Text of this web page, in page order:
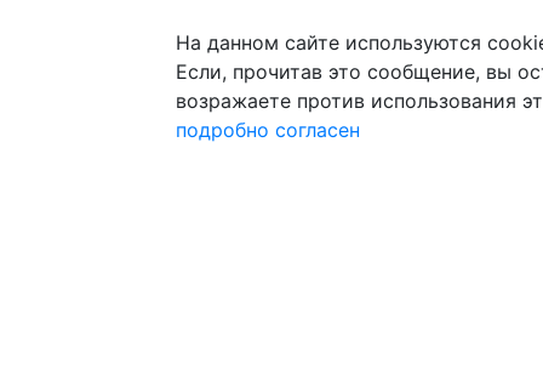
На данном сайте используются
Если, прочитав это сообщение, вы
возражаете против использования
подробно согласен